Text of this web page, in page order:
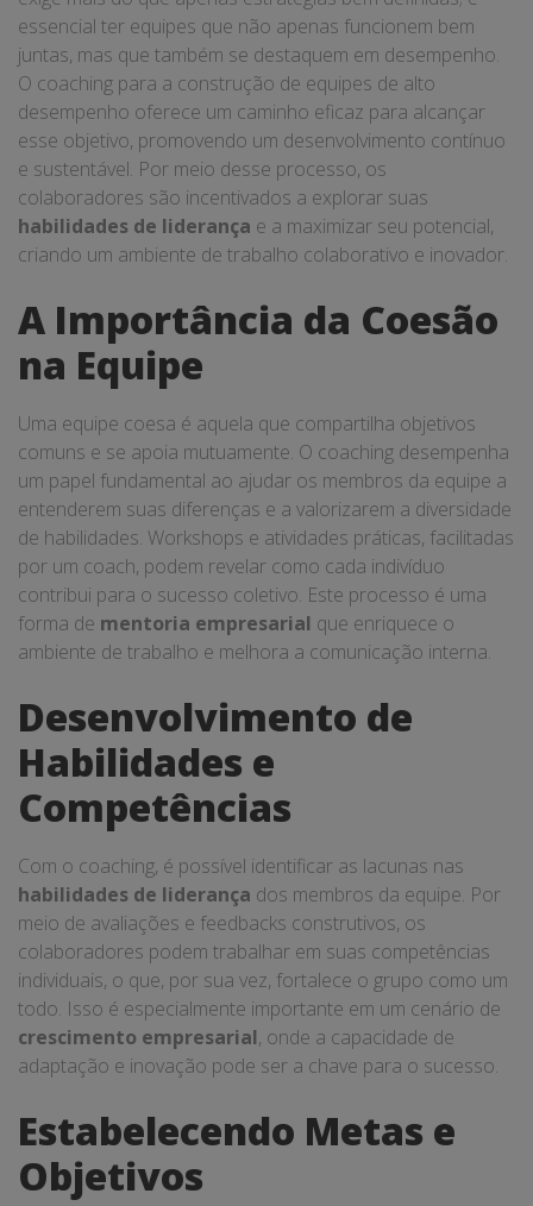
essencial ter equipes que não apenas funcionem bem
juntas, mas que também se destaquem em desempenho.
O coaching para a construção de equipes de alto
desempenho oferece um caminho eficaz para alcançar
esse objetivo, promovendo um desenvolvimento contínuo
e sustentável. Por meio desse processo, os
colaboradores são incentivados a explorar suas
habilidades de liderança e a maximizar seu potencial,
criando um ambiente de trabalho colaborativo e inovador.
A Importância da Coesão
na Equipe
Uma equipe coesa é aquela que compartilha objetivos
comuns e se apoia mutuamente. O coaching desempenha
um papel fundamental ao ajudar os membros da equipe a
entenderem suas diferenças e a valorizarem a diversidade
de habilidades. Workshops e atividades práticas, facilitadas
por um coach, podem revelar como cada indivíduo
contribui para o sucesso coletivo. Este processo é uma
forma de mentoria empresarial que enriquece o
ambiente de trabalho e melhora a comunicação interna.
Desenvolvimento de
Habilidades e
Competências
Com o coaching, é possível identificar as lacunas nas
habilidades de liderança dos membros da equipe. Por
meio de avaliações e feedbacks construtivos, os
colaboradores podem trabalhar em suas competências
individuais, o que, por sua vez, fortalece o grupo como um
todo. Isso é especialmente importante em um cenário de
crescimento empresarial, onde a capacidade de
adaptação e inovação pode ser a chave para o sucesso.
Estabelecendo Metas e
Objetivos